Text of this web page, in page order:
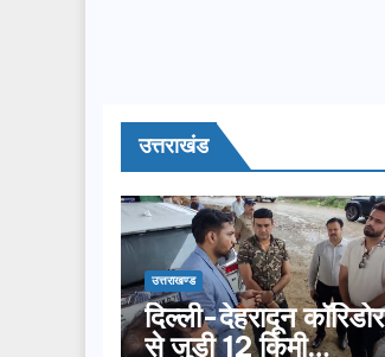
उत्तराखंड
उत्तराखण्ड
दिल्ली-देहरादून कॉरिडोर
से जुड़ी 12 किमी